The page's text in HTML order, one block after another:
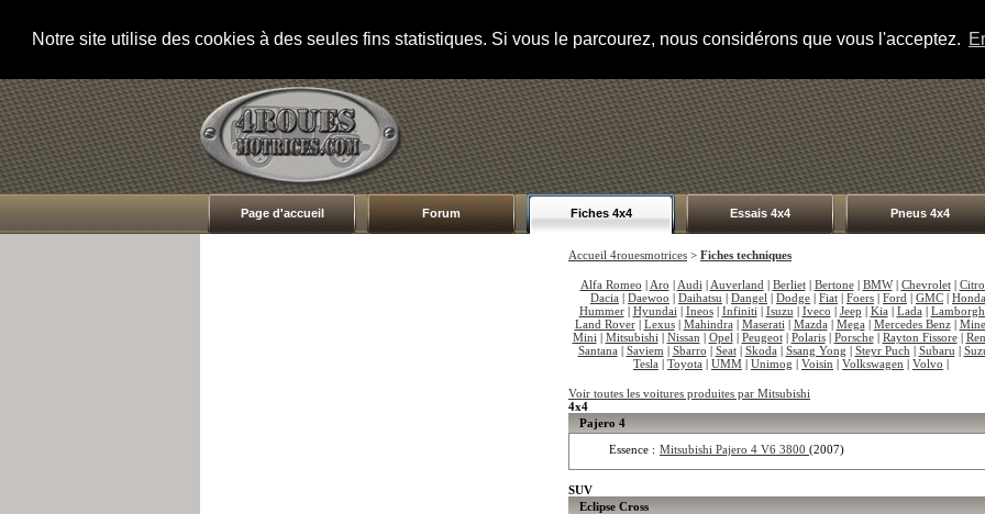
Notre site utilise des cookies à des seules fins statistiques. Si vous le parcourez, nous considérons que vous l'acceptez.
Page d'accueil Forum Fiches 4x4 Essais 4x4 Pneus 4x4
Accueil 4rouesmotrices > Fiches techniques
Alfa Romeo | Aro | Audi | Auverland | Berliet| Bertone| BMW| Chevrolet|
Dacia | Daewoo | Daihatsu | Dangel | Dodge | Fiat | Foers | Ford | GMC | Honda
Hummer| Hyundai | Ineos| Infiniti | Isuzu | Iveco | Jeep | Kia | Lada |
Land Rover| Lexus| Mahindra | Maserati | Mazda | Mega | Mercedes Benz|
Mini | Mitsubishi | Nissan | Opel | Peugeot| Polaris| Porsche| Rayton Fissore|
Santana | Saviem | Sbarro | Seat| Skoda | Ssang Yong | Steyr Puch | Subaru |
Tesla | Toyota | UMM | Unimog | Voisin | Volkswagen | Volvo |
Voir toutes les voitures produites par Mitsubishi
4x4
Pajero 4
Essence : Mitsubishi Pajero 4 V6 3800 (2007)
SUV
Eclipse Cross